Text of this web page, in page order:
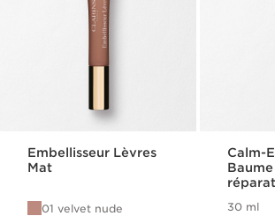
Embellisseur Lèvres
Mat
01 velvet nude
Calm-
30 ml